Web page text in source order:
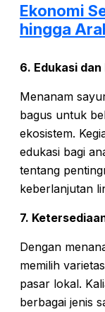
Ekonomi
hingga
6. Edukasi
Menanam
bagus untuk
ekosistem.
edukasi bagi
tentang
keberlanjutan
7.
Dengan
memilih
pasar lokal.
berbagai jenis